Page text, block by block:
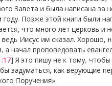
Завета и была написана за
Позже этой книги были
что много лет церковь и
Иисус им сказал. Хорошо,
а начал проповедовать
] Я это пишу не к тому,
задуматься, как верующие
Поручения».